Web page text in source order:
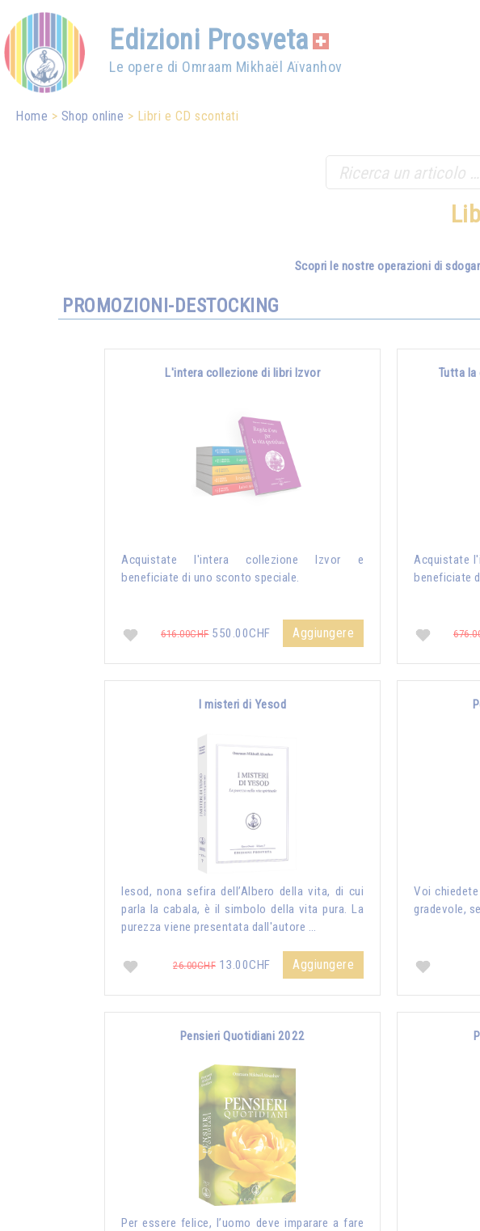
Edizioni Prosveta
Le opere di Omraam Mikhaël Aïvanhov
Home Shop online Libri e CD scontati
Scopri le nostre operazioni di
PROMOZIONI-DESTOCKING
L'intera collezione di libri Izvor
Acquistate l'intera collezione Izvor e
beneficiate di uno sconto speciale.
616.00CHF550.00CHF Aggiungere
Tutta la
Acquistate
beneficiate
I misteri di Yesod
Iesod, nona sefira dell’Albero della vita, di cui
parla la cabala, è il simbolo della vita pura. La
purezza viene presentata dall'autore …
26.00CHF 13.00CHF Aggiungere
Voi
gradevole,
Pensieri Quotidiani 2022
Per essere felice, l’uomo deve imparare a fare